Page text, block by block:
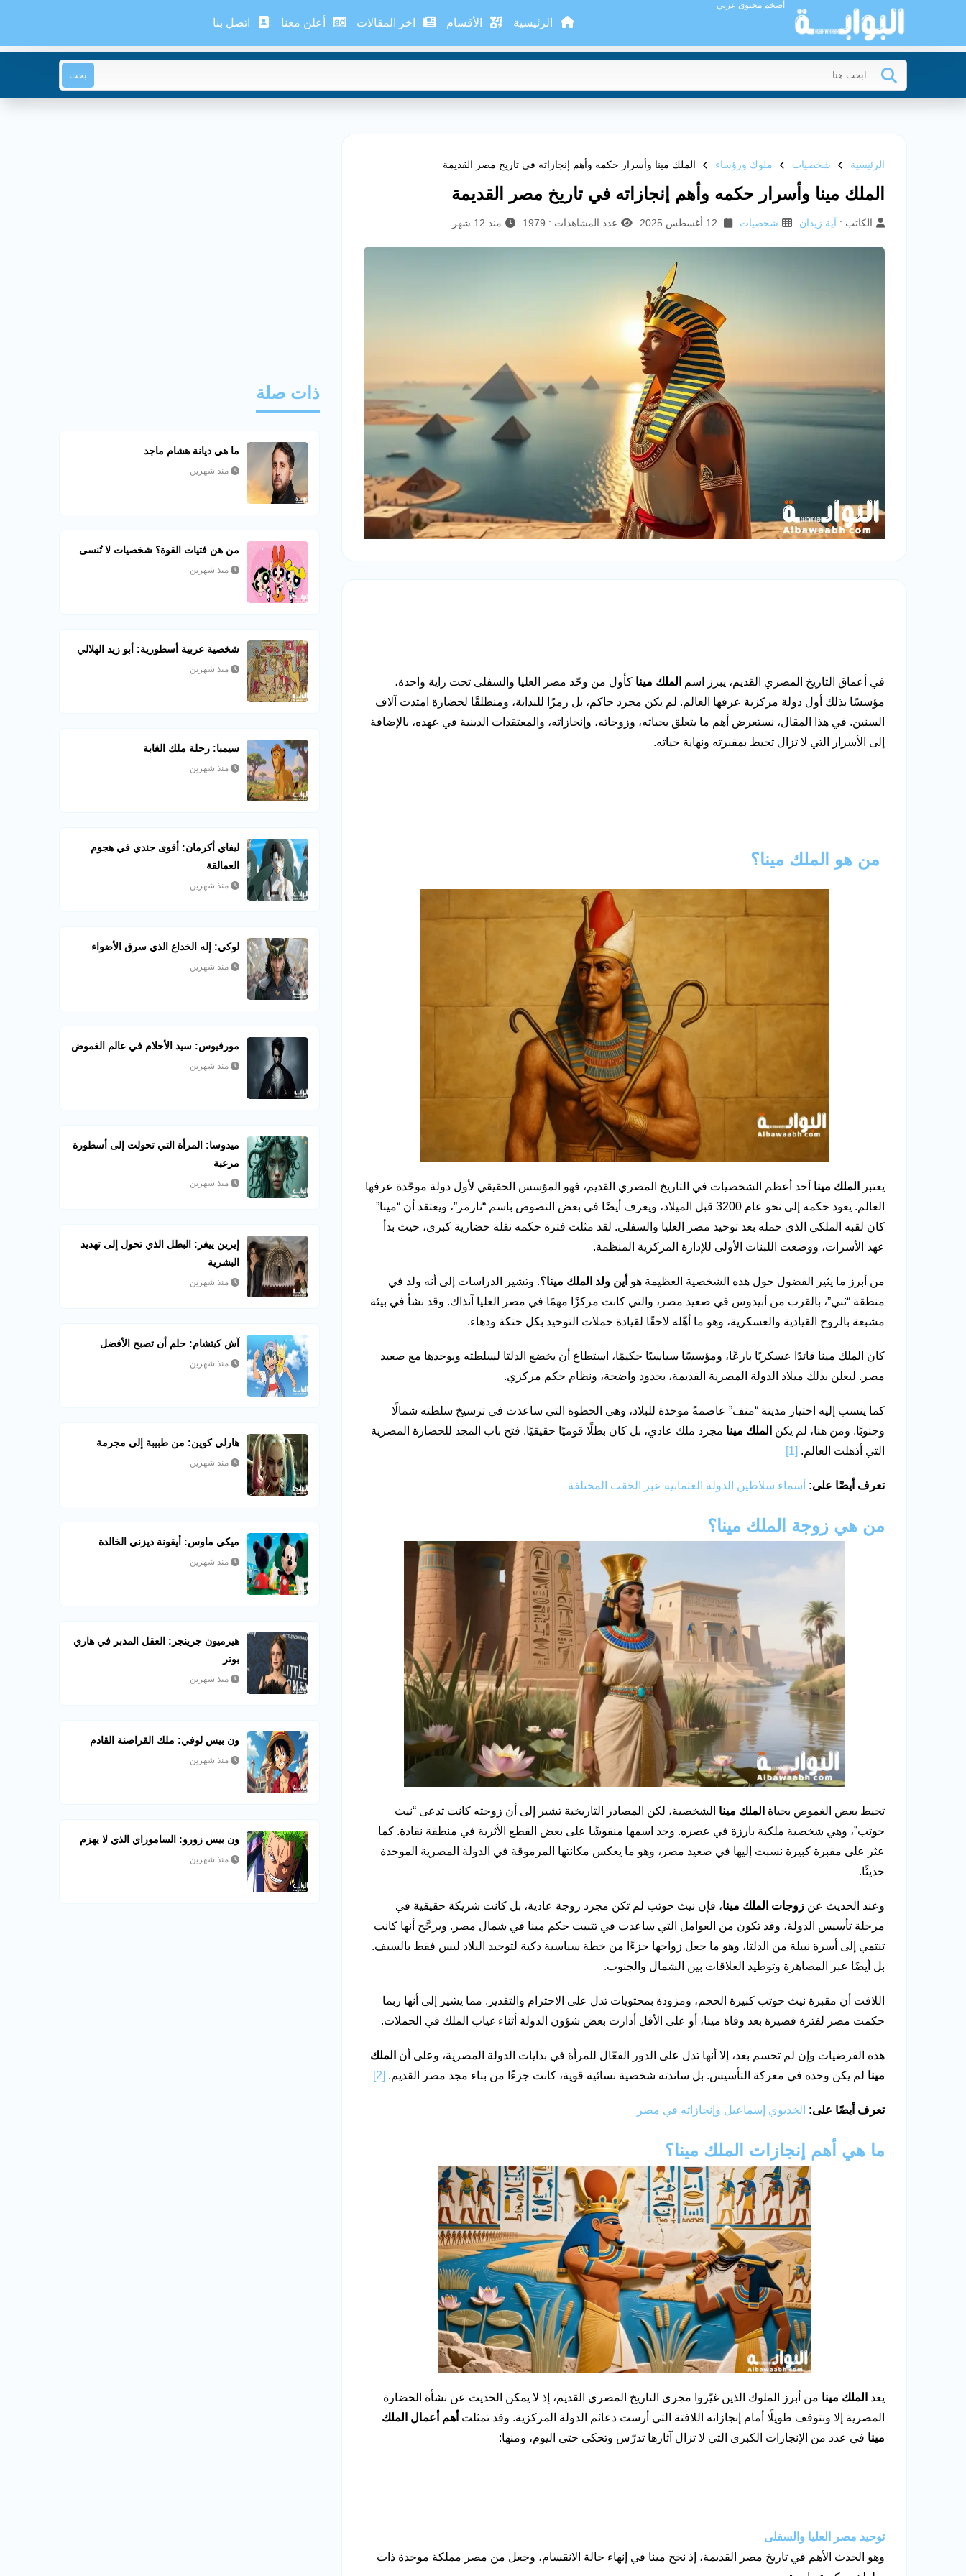
أضخم محتوى عربي
الرئيسية الأقسام اخر المقالات أعلن معنا اتصل بنا
بحث
الرئيسية شخصيات ملوك ورؤساء الملك مينا وأسرار حكمه وأهم إنجازاته في تاريخ مصر القديمة
الملك مينا وأسرار حكمه وأهم إنجازاته في تاريخ مصر القديمة
الكاتب : آية زيدان شخصيات عدد المشاهدات : 1979 منذ 12 شهر
في أعماق التاريخ المصري القديم، يبرز اسم الملك مينا كأول من وحّد مصر العليا والسفلى تحت راية واحدة،
مؤسسًا بذلك أول دولة مركزية عرفها العالم. لم يكن مجرد حاكم، بل رمزًا للبداية، ومنطلقًا لحضارة امتدت آلاف
السنين. في هذا المقال، نستعرض أهم ما يتعلق بحياته، وزوجاته، وإنجازاته، والمعتقدات الدينية في عهده، بالإضافة
إلى الأسرار التي لا تزال تحيط بمقبرته ونهاية حياته.
من هو الملك مينا؟
يعتبر الملك مينا أحد أعظم الشخصيات في التاريخ المصري القديم، فهو المؤسس الحقيقي لأول دولة موحّدة عرفها
العالم. يعود حكمه إلى نحو عام 3200 قبل الميلاد، ويعرف أيضًا في بعض النصوص باسم “نارمر”، ويعتقد أن “مينا”
كان لقبه الملكي الذي حمله بعد توحيد مصر العليا والسفلى. لقد مثلت فترة حكمه نقلة حضارية كبرى، حيث بدأ
عهد الأسرات، ووضعت اللبنات الأولى للإدارة المركزية المنظمة.
من أبرز ما يثير الفضول حول هذه الشخصية العظيمة هو أين ولد الملك مينا؟. وتشير الدراسات إلى أنه ولد في
منطقة “ثني”، بالقرب من أبيدوس في صعيد مصر، والتي كانت مركزًا مهمًا في مصر العليا آنذاك. وقد نشأ في بيئة
مشبعة بالروح القيادية والعسكرية، وهو ما أهّله لاحقًا لقيادة حملات التوحيد بكل حنكة ودهاء.
كان الملك مينا قائدًا عسكريًا بارعًا، ومؤسسًا سياسيًا حكيمًا، استطاع أن يخضع الدلتا لسلطته ويوحدها مع صعيد
مصر. ليعلن بذلك ميلاد الدولة المصرية القديمة، بحدود واضحة، ونظام حكم مركزي.
كما ينسب إليه اختيار مدينة “منف” عاصمةً موحدة للبلاد، وهي الخطوة التي ساعدت في ترسيخ سلطته شمالًا
وجنوبًا. ومن هنا، لم يكن الملك مينا مجرد ملك عادي، بل كان بطلًا قوميًا حقيقيًا. فتح باب المجد للحضارة المصرية
التي أذهلت العالم. [1]
تعرف أيضًا على: أسماء سلاطين الدولة العثمانية عبر الحقب المختلفة
من هي زوجة الملك مينا؟
تحيط بعض الغموض بحياة الملك مينا الشخصية، لكن المصادر التاريخية تشير إلى أن زوجته كانت تدعى “نيث
حوتب”، وهي شخصية ملكية بارزة في عصره. وجد اسمها منقوشًا على بعض القطع الأثرية في منطقة نقادة. كما
عثر على مقبرة كبيرة نسبت إليها في صعيد مصر، وهو ما يعكس مكانتها المرموقة في الدولة المصرية الموحدة
حديثًا.
وعند الحديث عن زوجات الملك مينا، فإن نيث حوتب لم تكن مجرد زوجة عادية، بل كانت شريكة حقيقية في
مرحلة تأسيس الدولة، وقد تكون من العوامل التي ساعدت في تثبيت حكم مينا في شمال مصر. ويرجَّح أنها كانت
تنتمي إلى أسرة نبيلة من الدلتا، وهو ما جعل زواجها جزءًا من خطة سياسية ذكية لتوحيد البلاد ليس فقط بالسيف.
بل أيضًا عبر المصاهرة وتوطيد العلاقات بين الشمال والجنوب.
اللافت أن مقبرة نيث حوتب كبيرة الحجم، ومزودة بمحتويات تدل على الاحترام والتقدير. مما يشير إلى أنها ربما
حكمت مصر لفترة قصيرة بعد وفاة مينا، أو على الأقل أدارت بعض شؤون الدولة أثناء غياب الملك في الحملات.
هذه الفرضيات وإن لم تحسم بعد، إلا أنها تدل على الدور الفعّال للمرأة في بدايات الدولة المصرية، وعلى أن الملك
مينا لم يكن وحده في معركة التأسيس. بل ساندته شخصية نسائية قوية، كانت جزءًا من بناء مجد مصر القديم. [2]
تعرف أيضًا على: الخديوي إسماعيل وإنجازاته في مصر
ما هي أهم إنجازات الملك مينا؟
يعد الملك مينا من أبرز الملوك الذين غيّروا مجرى التاريخ المصري القديم، إذ لا يمكن الحديث عن نشأة الحضارة
المصرية إلا ونتوقف طويلًا أمام إنجازاته اللافتة التي أرست دعائم الدولة المركزية. وقد تمثلت أهم أعمال الملك
مينا في عدد من الإنجازات الكبرى التي لا تزال آثارها تدرّس وتحكى حتى اليوم، ومنها:
توحيد مصر العليا والسفلى
وهو الحدث الأهم في تاريخ مصر القديمة، إذ نجح مينا في إنهاء حالة الانقسام، وجعل من مصر مملكة موحدة ذات
ذات صلة
ما هي ديانة هشام ماجد
منذ شهرين
من هن فتيات القوة؟ شخصيات لا تُنسى
منذ شهرين
شخصية عربية أسطورية: أبو زيد الهلالي
منذ شهرين
سيمبا: رحلة ملك الغابة
منذ شهرين
ليفاي أكرمان: أقوى جندي في هجوم
العمالقة
منذ شهرين
لوكي: إله الخداع الذي سرق الأضواء
منذ شهرين
مورفيوس: سيد الأحلام في عالم الغموض
منذ شهرين
ميدوسا: المرأة التي تحولت إلى أسطورة
مرعبة
منذ شهرين
إيرين ييغر: البطل الذي تحول إلى تهديد
البشرية
منذ شهرين
آش كيتشام: حلم أن تصبح الأفضل
منذ شهرين
هارلي كوين: من طبيبة إلى مجرمة
منذ شهرين
ميكي ماوس: أيقونة ديزني الخالدة
منذ شهرين
هيرميون جرينجر: العقل المدبر في هاري
بوتر
منذ شهرين
ون بيس لوفي: ملك القراصنة القادم
منذ شهرين
ون بيس زورو: الساموراي الذي لا يهزم
منذ شهرين